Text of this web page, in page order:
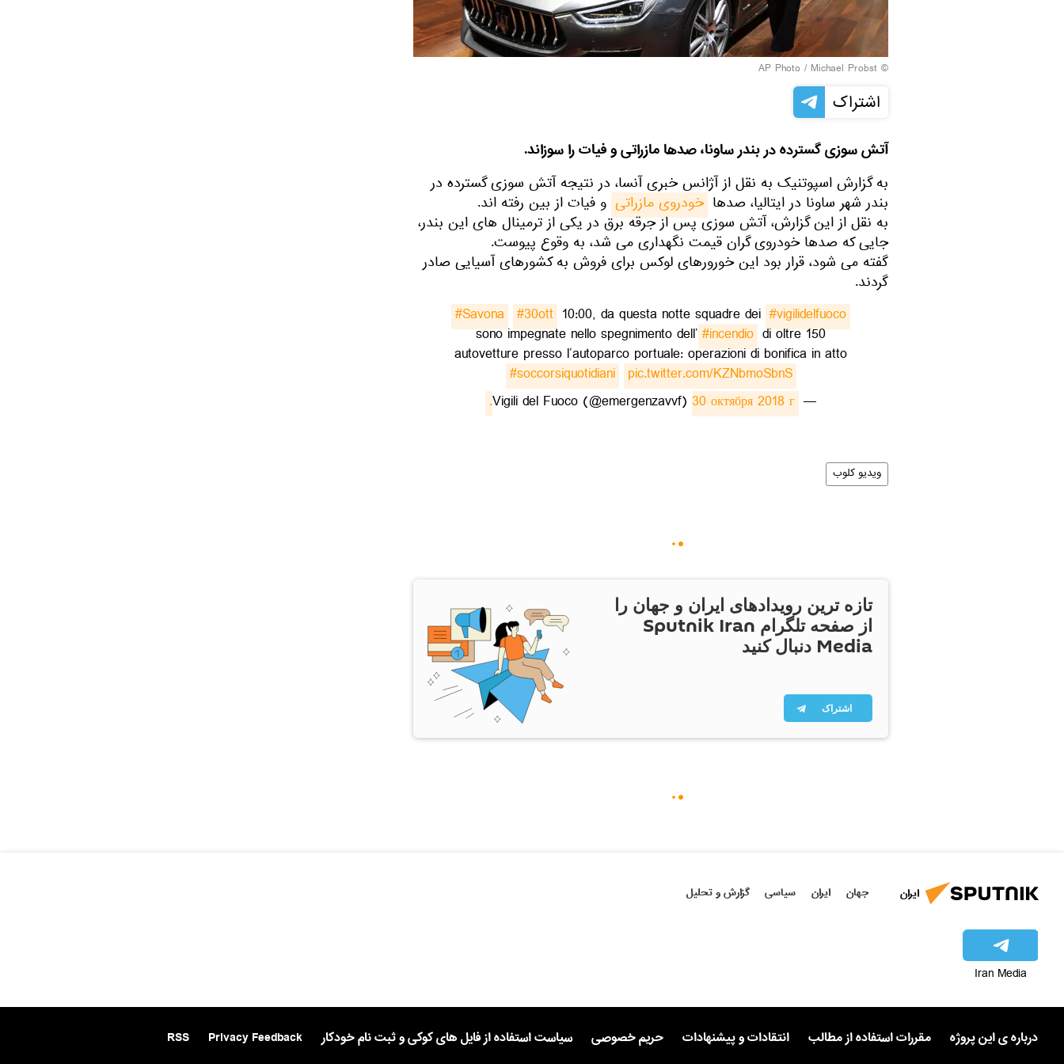
© AP Photo / Michael Probst
اشتراک
آتش سوزی گسترده در بندر ساونا، صدها مازراتی و فیات را سوزاند.
به گزارش اسپوتنیک به نقل از آژانس خبری آنسا، در نتیجه آتش سوزی گسترده در
بندر شهر ساونا در ایتالیا، صدها خودروی مازراتی و فیات از بین رفته اند.
به نقل از این گزارش، آتش سوزی پس از جرقه برق در یکی از ترمینال های این بندر،
جایی که صدها خودروی گران قیمت نگهداری می شد، به وقوع پیوست.
گفته می شود، قرار بود این خورورهای لوکس برای فروش به کشورهای آسیایی صادر
گردند.
#Savona #30ott 10:00, da questa notte squadre dei #vigilidelfuoco
sono impegnate nello spegnimento dell’#incendio di oltre 150
autovetture presso l’autoparco portuale: operazioni di bonifica in atto
#soccorsiquotidiani pic.twitter.com/KZNbmoSbnS
— Vigili del Fuoco (@emergenzavvf)
30 октября 2018 г.
ویدیو کلوب
تازه ترین رویدادهای ایران و جهان را
از صفحه تلگرام Sputnik Iran
Media دنبال کنید
اشتراک
ایران جهان ایران سیاسی گزارش و تحلیل
Iran Media
درباره ی این پروژه مقررات استفاده از مطالب انتقادات و پیشنهادات حریم خصوصی سیاست استفاده از فایل های کوکی و ثبت نام خودکار Privacy Feedback
RSS